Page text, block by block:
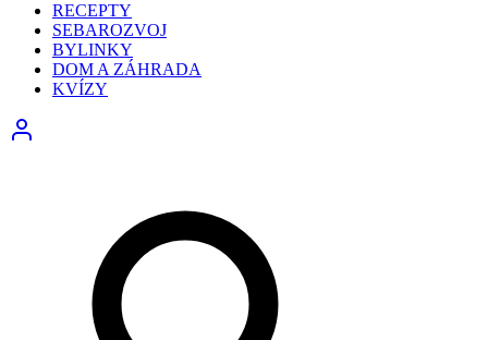
RECEPTY
SEBAROZVOJ
BYLINKY
DOM A ZÁHRADA
KVÍZY